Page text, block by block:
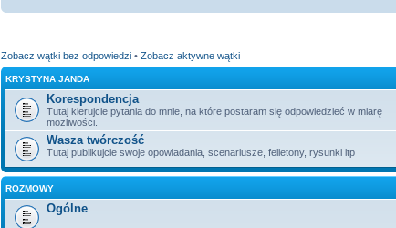
Zobacz wątki bez odpowiedzi • Zobacz aktywne wątki
KRYSTYNA JANDA
Korespondencja
Tutaj kierujcie pytania do mnie, na które postaram się odpowiedzieć w miarę
możliwości.
Wasza twórczość
Tutaj publikujcie swoje opowiadania, scenariusze, felietony, rysunki itp
ROZMOWY
Ogólne